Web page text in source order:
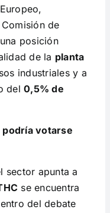
de
posición
de la planta
industriales y a
del0,5% de
podría votarse
sector apunta a
se encuentra
del debate